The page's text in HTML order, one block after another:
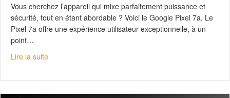
Vous cherchez l’appareil qui mixe parfaitement puissance et
sécurité, tout en étant abordable ? Voici le Google Pixel 7a. Le
Pixel 7a offre une expérience utilisateur exceptionnelle, à un
point…
Lire la suiteabout Google Pixel 7a : Rapide, sécuritaire,